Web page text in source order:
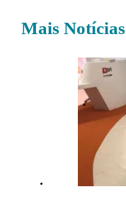
Mais Notícias